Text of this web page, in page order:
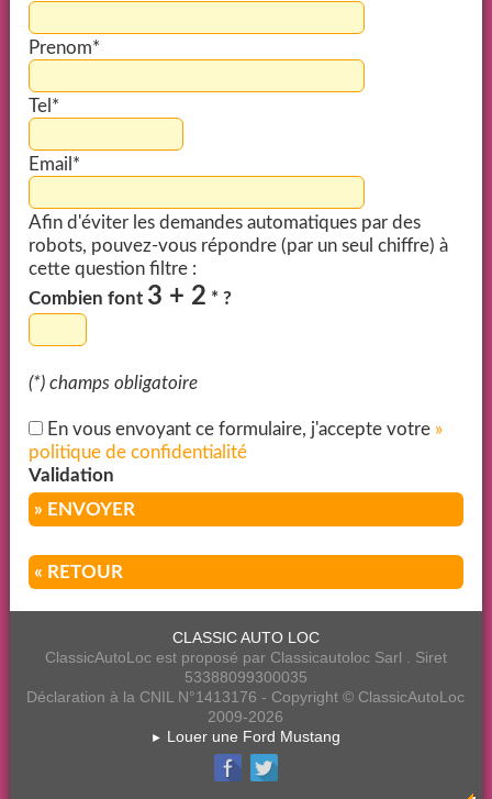
Prenom*
Tel*
Email*
Afin d'éviter les demandes automatiques par des
robots, pouvez-vous répondre (par un seul chiffre) à
cette question filtre :
Combien font 3 + 2 * ?
(*) champs obligatoire
En vous envoyant ce formulaire, j'accepte votre »
politique de confidentialité
Validation
» ENVOYER
« RETOUR
CLASSIC AUTO LOC
ClassicAutoLoc est proposé par Classicautoloc Sarl . Siret
53388099300035
Déclaration à la CNIL N°1413176 - Copyright © ClassicAutoLoc
2009-2026
► Louer une Ford Mustang